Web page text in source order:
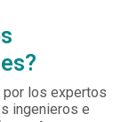
por los expertos
ingenieros e